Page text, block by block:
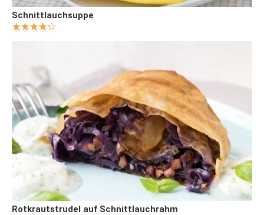
Schnittlauchsuppe
Rotkrautstrudel auf Schnittlauchrahm